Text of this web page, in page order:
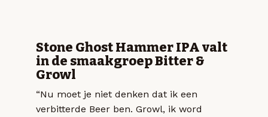
Stone Ghost Hammer IPA valt
in de smaakgroep Bitter &
Growl
“Nu moet je niet denken dat ik een
verbitterde Beer ben. Growl, ik word